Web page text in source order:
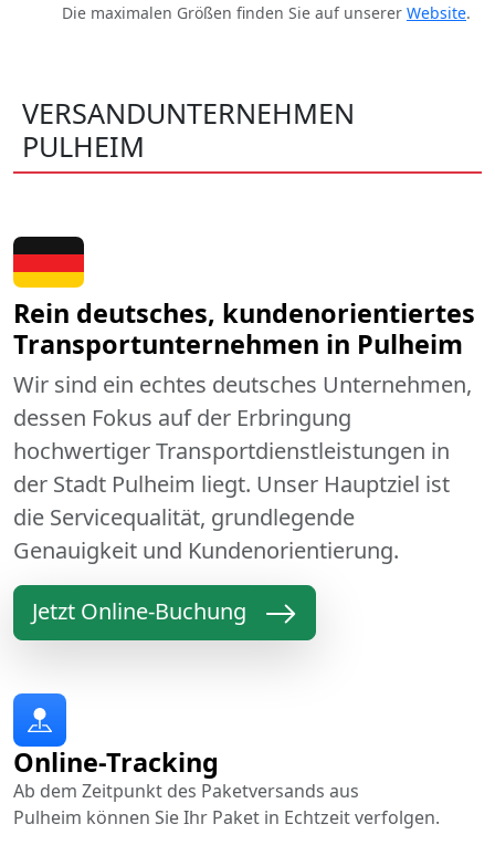
Die maximalen Größen finden Sie auf unserer Website.
VERSANDUNTERNEHMEN
PULHEIM
Rein deutsches, kundenorientiertes
Transportunternehmen in Pulheim
Wir sind ein echtes deutsches Unternehmen,
dessen Fokus auf der Erbringung
hochwertiger Transportdienstleistungen in
der Stadt Pulheim liegt. Unser Hauptziel ist
die Servicequalität, grundlegende
Genauigkeit und Kundenorientierung.
Jetzt Online-Buchung
Online-Tracking
Ab dem Zeitpunkt des Paketversands aus
Pulheim können Sie Ihr Paket in Echtzeit verfolgen.